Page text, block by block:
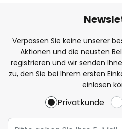
Verpassen Sie keine unserer
Aktionen und die neusten
registrieren und wir senden
zu, den Sie bei Ihrem ersten
einlösen
Privatkunde